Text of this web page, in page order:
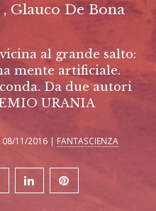
, Glauco De Bona
al grande salto:
mente artificiale.
Da due autori
URANIA
08/11/2016 | FANTASCIENZA